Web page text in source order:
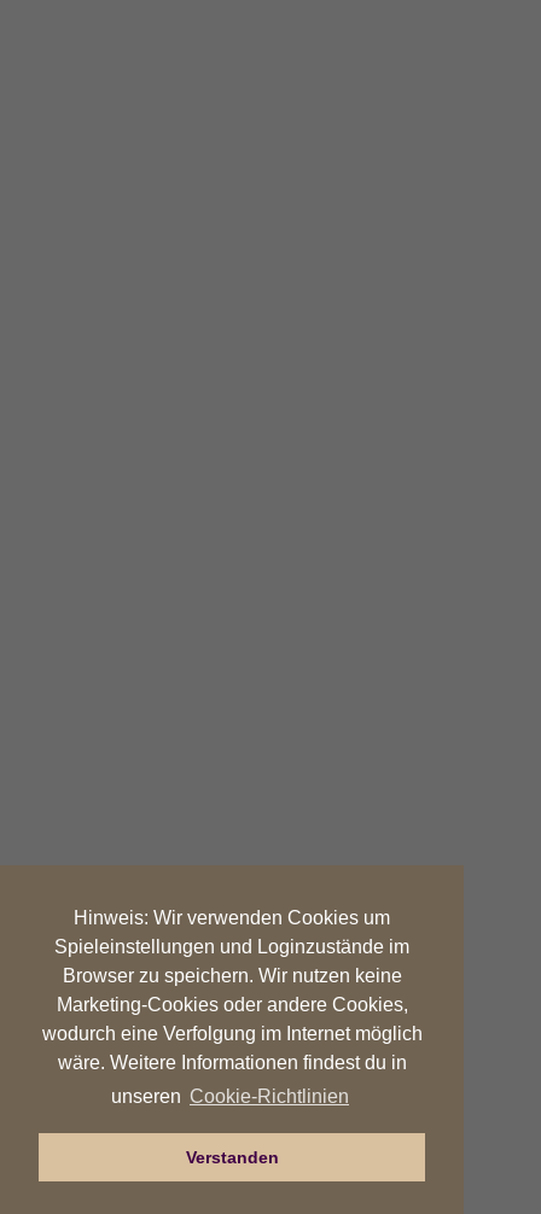
Hinweis: Wir verwenden Cookies um
Spieleinstellungen und Loginzustände im
Browser zu speichern. Wir nutzen keine
Marketing-Cookies oder andere Cookies,
wodurch eine Verfolgung im Internet möglich
wäre. Weitere Informationen findest du in
unseren Cookie-Richtlinien
Verstanden